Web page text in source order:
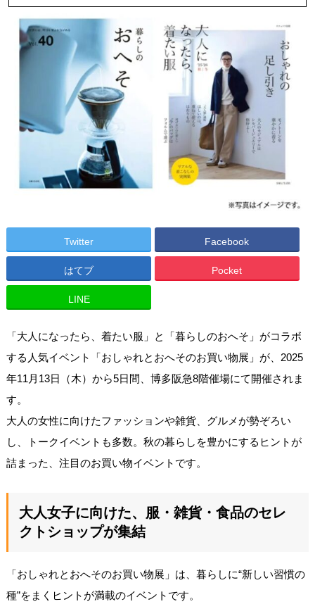
Twitter Facebook
はてブ Pocket
LINE
「大人になったら、着たい服」と「暮らしのおへそ」がコラボ
する人気イベント「おしゃれとおへそのお買い物展」が、2025
年11月13日（木）から5日間、博多阪急8階催場にて開催されま
す。
大人の女性に向けたファッションや雑貨、グルメが勢ぞろい
し、トークイベントも多数。秋の暮らしを豊かにするヒントが
詰まった、注目のお買い物イベントです。
大人女子に向けた、服・雑貨・食品のセレ
クトショップが集結
「おしゃれとおへそのお買い物展」は、暮らしに“新しい習慣の
種”をまくヒントが満載のイベントです。